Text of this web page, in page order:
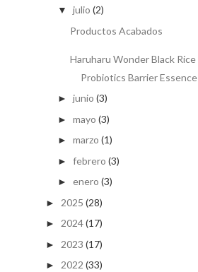
▼ julio (2)
Productos Acabados
Haruharu Wonder Black Rice
Probiotics Barrier Essence
► junio (3)
► mayo (3)
► marzo (1)
► febrero (3)
► enero (3)
► 2025 (28)
► 2024(17)
► 2023 (17)
► 2022 (33)